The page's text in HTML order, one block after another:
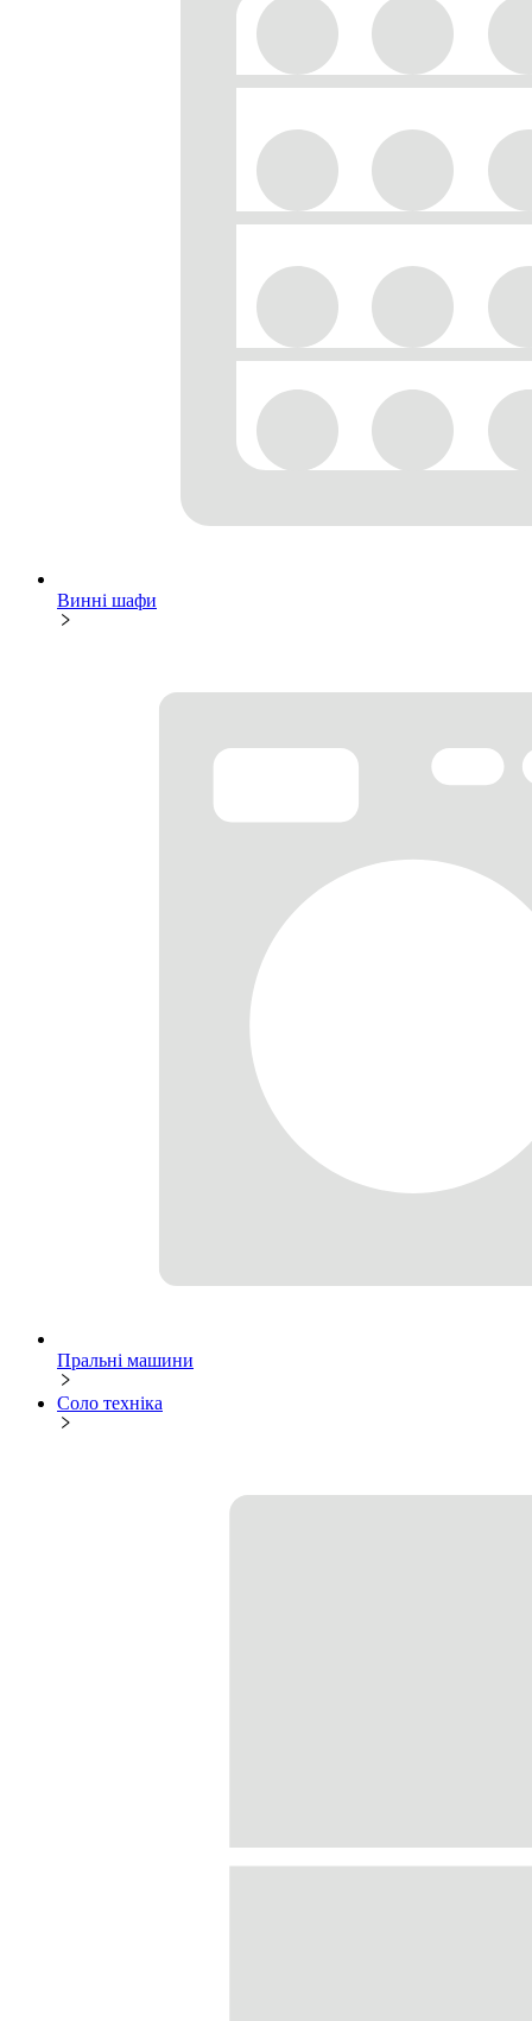
Винні шафи
Пральні машини
Соло техніка